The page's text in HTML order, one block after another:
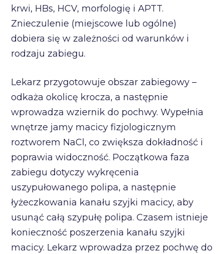
krwi, HBs, HCV, morfologię i APTT.
Znieczulenie (miejscowe lub ogólne)
dobiera się w zależności od warunków i
rodzaju zabiegu.
Lekarz przygotowuje obszar zabiegowy –
odkaża okolicę krocza, a następnie
wprowadza wziernik do pochwy. Wypełnia
wnętrze jamy macicy fizjologicznym
roztworem NaCl, co zwiększa dokładność i
poprawia widoczność. Początkowa faza
zabiegu dotyczy wykręcenia
uszypułowanego polipa, a następnie
łyżeczkowania kanału szyjki macicy, aby
usunąć całą szypułę polipa. Czasem istnieje
konieczność poszerzenia kanału szyjki
macicy. Lekarz wprowadza przez pochwę do